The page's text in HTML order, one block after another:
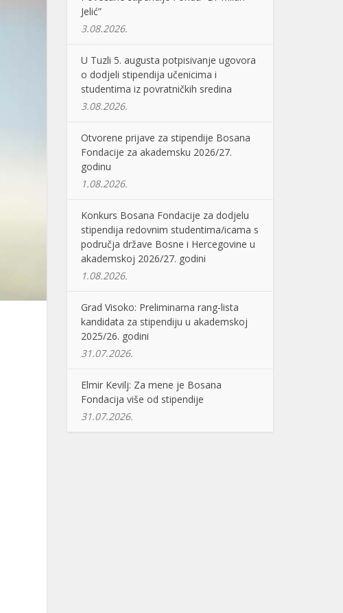
Jelić”
3.08.2026.
U Tuzli 5. augusta potpisivanje ugovora
o dodjeli stipendija učenicima i
studentima iz povratničkih sredina
3.08.2026.
Otvorene prijave za stipendije Bosana
Fondacije za akademsku 2026/27.
godinu
1.08.2026.
Konkurs Bosana Fondacije za dodjelu
stipendija redovnim studentima/icama s
područja države Bosne i Hercegovine u
akademskoj 2026/27. godini
1.08.2026.
Grad Visoko: Preliminarna rang-lista
kandidata za stipendiju u akademskoj
2025/26. godini
31.07.2026.
Elmir Kevilj: Za mene je Bosana
Fondacija više od stipendije
31.07.2026.